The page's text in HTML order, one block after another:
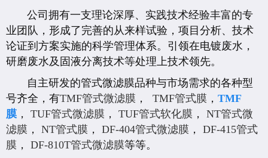
公司拥有一支理论深厚、实践技术经验丰富的专
业团队，形成了完善的从来样试验，项目分析、技术
论证到方案实施的科学管理体系。引领在电镀废水，
研磨废水及固液分离技术等处理上技术领先。
自主研发的管式微滤膜品种与市场需求的各种型
号齐全，有TMF管式微滤膜 ， TMF管式膜 ， TMF
膜 ， TUF管式微滤膜 ， TUF管式软化膜 ， NT管式微
滤膜 ， NT管式膜 ， DF-404管式微滤膜 ， DF-415管式
膜 ， DF-810T管式微滤膜等等。